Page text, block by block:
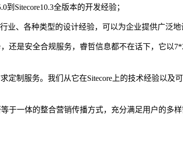
Sitecore10.3全版本的开发经验；
、各种类型的设计经验，可以为企业提供广泛地
还是安全合规服务，睿哲信息都不在话下，它以
制服务。我们从它在Sitecore上的技术经验以及
于一体的整合营销传播方式，充分满足用户的多样